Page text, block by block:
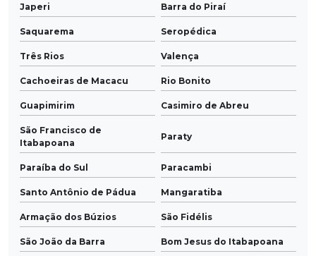
Japeri Barra do Piraí
Saquarema Seropédica
Três Rios Valença
Cachoeiras de Macacu Rio Bonito
Guapimirim Casimiro de Abreu
São Francisco de
Itabapoana
Paraty
Paraíba do Sul Paracambi
Santo Antônio de Pádua Mangaratiba
Armação dos Búzios São Fidélis
São João da Barra Bom Jesus do Itabapoana